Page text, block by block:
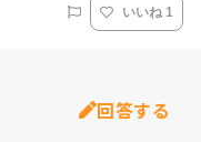
いいね 1
回答する